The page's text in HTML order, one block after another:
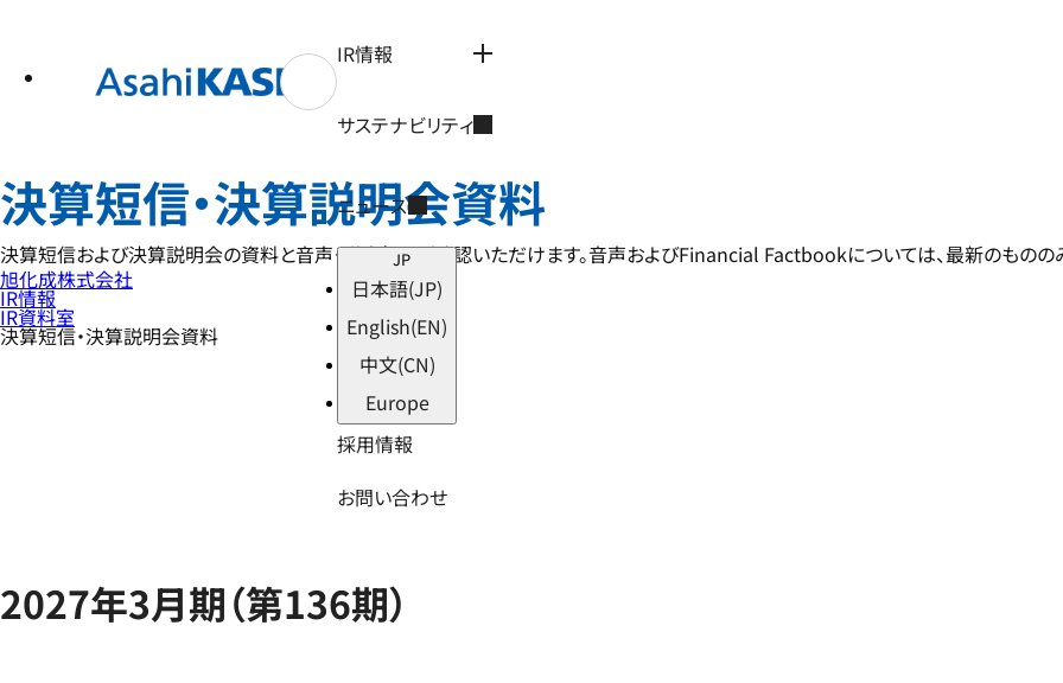
IR情報
サステナビリティ
ニュース
JP
日本語(JP)
English(EN)
中文(CN)
Europe
採用情報
お問い合わせ
決算短信・決算説明会資料
決算短信および決算説明会の資料と音声・議事録をご確認いただけます。音声およびFinancial Factbookについては、最新のものの
旭化成株式会社
IR情報
IR資料室
決算短信・決算説明会資料
2027年3月期（第136期）